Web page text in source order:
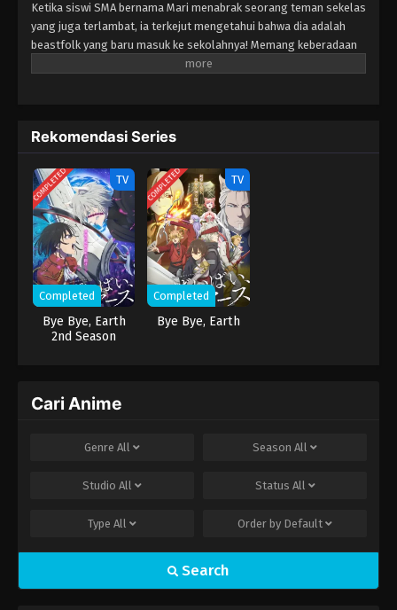
Ketika siswi SMA bernama Mari menabrak seorang teman sekelas
yang juga terlambat, ia terkejut mengetahui bahwa dia adalah
beastfolk yang baru masuk ke sekolahnya! Memang keberadaan
beastfolk yang hidup berdampingan dengan manusia bukan hal
ada lebih dari sekadar bulu di luar sana. Semakin lama ia
mengenalnya, semakin ia tertarik pada keteguhan hati, kebaikan,
dan… tubuhnya...
Rekomendasi Series
COMPLETED TV
Completed
Bye Bye, Earth
2nd Season
COMPLETED TV
Completed
Bye Bye, Earth
Cari Anime
Genre All Season All
Studio All Status All
Type All Order by Default
Search